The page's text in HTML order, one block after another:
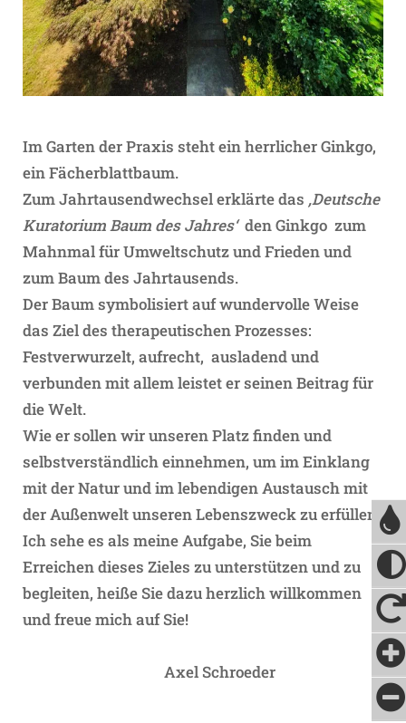
Im Garten der Praxis steht ein herrlicher Ginkgo,
ein Fächerblattbaum.
Zum Jahrtausendwechsel erklärte das ‚Deutsche
Kuratorium Baum des Jahres‘ den Ginkgo zum
Mahnmal für Umweltschutz und Frieden und
zum Baum des Jahrtausends.
Der Baum symbolisiert auf wundervolle Weise
das Ziel des therapeutischen Prozesses:
Festverwurzelt, aufrecht, ausladend und
verbunden mit allem leistet er seinen Beitrag für
die Welt.
Wie er sollen wir unseren Platz finden und
selbstverständlich einnehmen, um im Einklang
mit der Natur und im lebendigen Austausch mit
der Außenwelt unseren Lebenszweck zu erfüllen.
Ich sehe es als meine Aufgabe, Sie beim
Erreichen dieses Zieles zu unterstützen und zu
begleiten, heiße Sie dazu herzlich willkommen
und freue mich auf Sie!
Axel Schroeder